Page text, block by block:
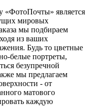
«ФотоПочты» является
мировых
мы подбираем
из ваших
Будь то цветные
белые портреты,
безупречной
мы предлагаем
- от
матового
каждую